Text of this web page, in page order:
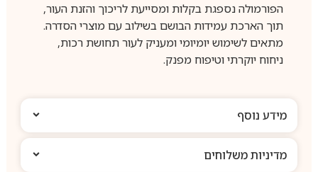
הפורמולה נספגת בקלות ומסייעת לריכוך והזנת העור,
תוך הארכת עמידות הבושם בשילוב עם מוצרי הסדרה.
מתאים לשימוש יומיומי ומעניק לעור תחושת רכות,
ניחוח יוקרתי וטיפוח מפנק.
מידע נוסף
מדיניות משלוחים